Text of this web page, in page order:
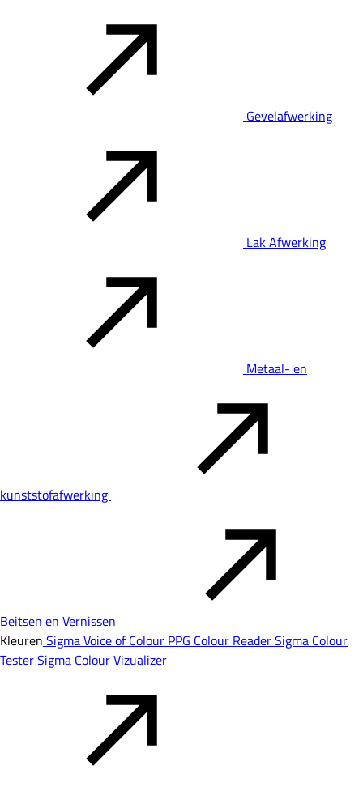
Gevelafwerking
Lak Afwerking
Metaal- en
kunststofafwerking
Beitsen en Vernissen
Kleuren Sigma Voice of Colour PPG Colour ReaderSigma Colour
TesterSigma Colour Vizualizer